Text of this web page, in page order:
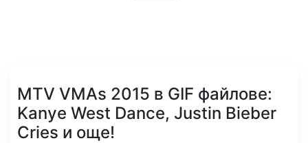
MTV VMAs 2015 в GIF файлове:
Kanye West Dance, Justin Bieber
Cries и още!